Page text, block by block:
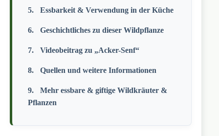
Essbarkeit & Verwendung in der Küche
Geschichtliches zu dieser Wildpflanze
Videobeitrag zu „Acker-Senf“
Quellen und weitere Informationen
Mehr essbare & giftige Wildkräuter &
Pflanzen